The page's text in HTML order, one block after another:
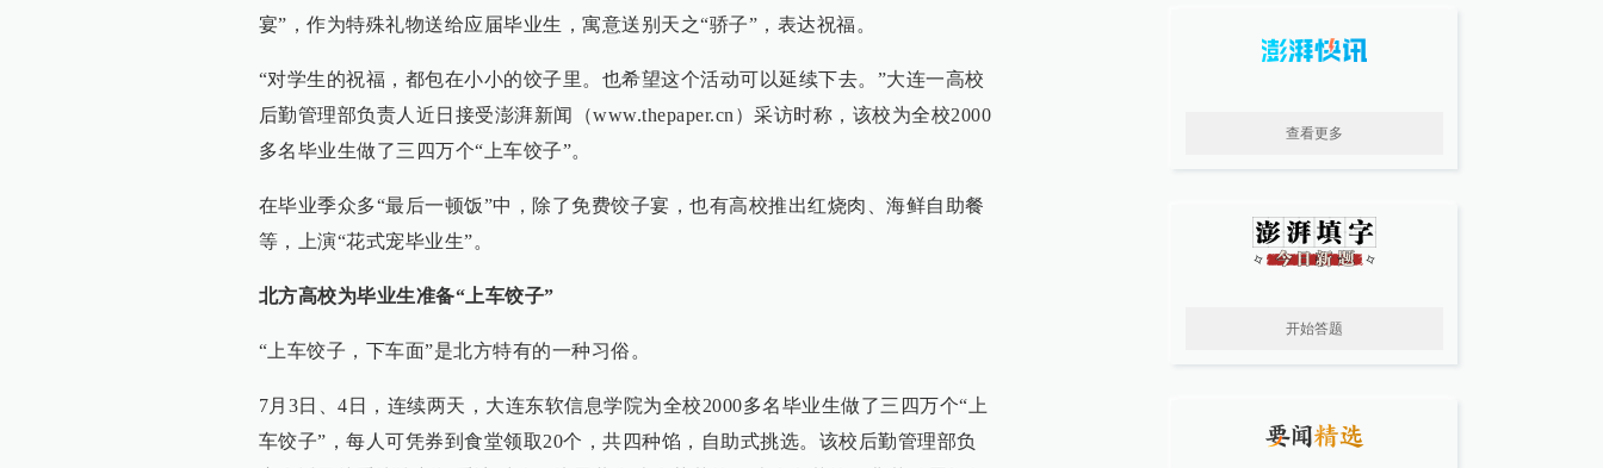
宴”，作为特殊礼物送给应届毕业生，寓意送别天之“骄子”，表达祝福。
“对学生的祝福，都包在小小的饺子里。也希望这个活动可以延续下去。”大连一高校
后勤管理部负责人近日接受澎湃新闻（www.thepaper.cn）采访时称，该校为全校2000
多名毕业生做了三四万个“上车饺子”。
在毕业季众多“最后一顿饭”中，除了免费饺子宴，也有高校推出红烧肉、海鲜自助餐
等，上演“花式宠毕业生”。
北方高校为毕业生准备“上车饺子”
“上车饺子，下车面”是北方特有的一种习俗。
7月3日、4日，连续两天，大连东软信息学院为全校2000多名毕业生做了三四万个“上
车饺子”，每人可凭券到食堂领取20个，共四种馅，自助式挑选。该校后勤管理部负
查看更多
开始答题